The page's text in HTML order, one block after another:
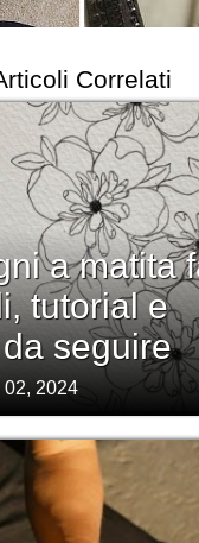
Correlati
a matita
tutorial e
seguire
02, 2024